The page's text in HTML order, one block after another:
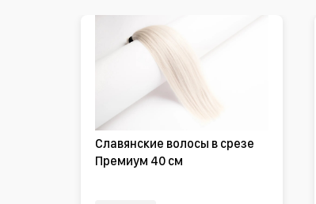
Славянские волосы в срезе
Премиум 40 см